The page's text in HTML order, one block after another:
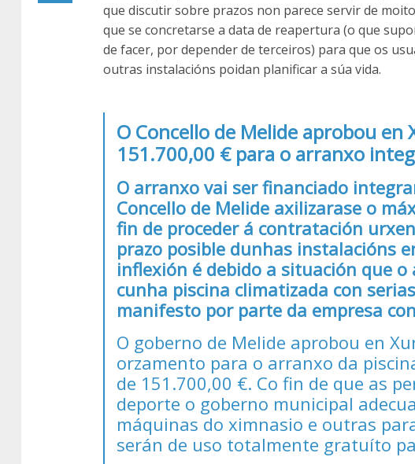
O Concello de Melide aprobou
151.700,00 € para o arranxo
O arranxo vai ser financiado
Concello de Melide axilizarase o
fin de proceder á contratación
prazo posible dunhas instalacións
inflexión é debido a situación que
cunha piscina climatizada con
manifesto por parte da empresa
O goberno de Melide aprobou en
orzamento para o arranxo da
de 151.700,00 €. Co fin de que as
deporte o goberno municipal
máquinas do ximnasio e outras
serán de uso totalmente gratuíto
que discutir sobre prazos non parece servir de
que se concretarse a data de reapertura (o que
de facer, por depender de terceiros) para que os
outras instalacións poidan planificar a súa vida.